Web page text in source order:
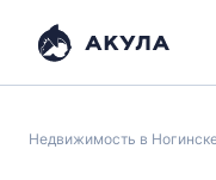
Недвижимость в